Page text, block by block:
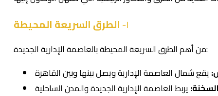
١-
من أهم الطرق السريعة المحيطة بالعاصمة الإدارية الجديدة: